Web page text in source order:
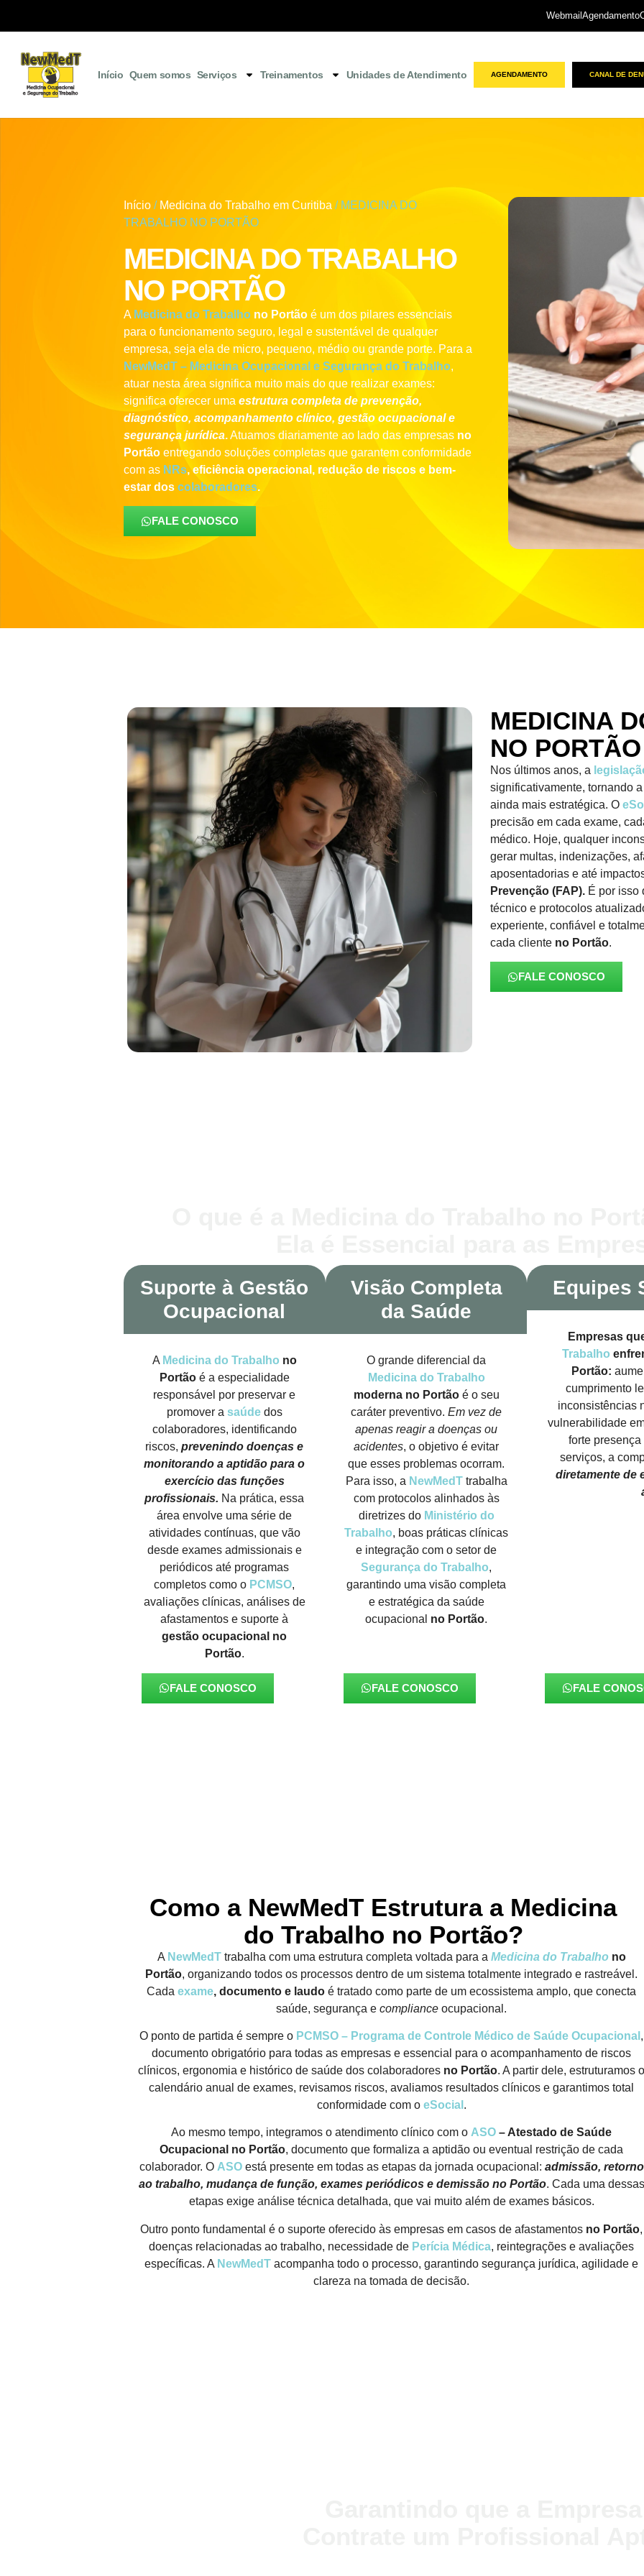
Webmail Agendamento
Início Quem somos Serviços Treinamentos Unidades de Atendimento AGENDAMENTO CANAL DE
Início / Medicina do Trabalho em Curitiba / MEDICINA DO
TRABALHO NO PORTÃO
MEDICINA DO TRABALHO
NO PORTÃO
A Medicina do Trabalho no Portão é um dos pilares essenciais
para o funcionamento seguro, legal e sustentável de qualquer
empresa, seja ela de micro, pequeno, médio ou grande porte. Para a
NewMedT – Medicina Ocupacional e Segurança do Trabalho,
atuar nesta área significa muito mais do que realizar exames:
significa oferecer uma estrutura completa de prevenção,
diagnóstico, acompanhamento clínico, gestão ocupacional e
segurança jurídica.Atuamos diariamente ao lado das empresas no
Portão entregando soluções completas que garantem conformidade
com as NRs, eficiência operacional, redução de riscos e bem-
estar dos colaboradores.
FALE CONOSCO
MEDICINA
NO PORTÃO
Nos últimos anos, a
significativamente, tornando
ainda mais estratégica. O
precisão em cada exame,
médico. Hoje, qualquer
gerar multas, indenizações,
aposentadorias e até
Prevenção (FAP). É por isso
técnico e protocolos
experiente, confiável e
cada cliente no Portão.
FALE CONOSCO
Suporte à Gestão
Ocupacional
A Medicina do Trabalho no
Portãoé a especialidade
responsável por preservar e
promover a saúde dos
colaboradores, identificando
riscos,prevenindo doenças e
monitorando a aptidão para o
exercício das funções
profissionais. Na prática, essa
área envolve uma série de
atividades contínuas, que vão
desde exames admissionais e
periódicos até programas
completos como o PCMSO,
avaliações clínicas, análises de
afastamentos e suporte à
gestão ocupacional no
Portão.
FALE CONOSCO
Visão Completa
da Saúde
O grande diferencial da
Medicina do Trabalho
moderna no Portãoé o seu
caráter preventivo.Em vez de
apenas reagir a doenças ou
acidentes, o objetivo é evitar
que esses problemas ocorram.
Para isso, a NewMedT trabalha
com protocolos alinhados às
diretrizes do Ministério do
Trabalho, boas práticas clínicas
e integração com o setor de
Segurança do Trabalho,
garantindo uma visão completa
e estratégica da saúde
ocupacional no Portão.
FALE CONOSCO
Equipes
Empresas
Trabalho
Portão:
cumprimento
inconsistências
vulnerabilidade
forte
serviços, a
diretamente de
FALE
Como a NewMedT Estrutura a Medicina
do Trabalho no Portão?
A NewMedT trabalha com uma estrutura completa voltada para a Medicina do Trabalhono
Portão, organizando todos os processos dentro de um sistema totalmente integrado e rastreável.
Cada exame, documento e laudo é tratado como parte de um ecossistema amplo, que conecta
saúde, segurança e compliance ocupacional.
O ponto de partida é sempre o PCMSO – Programa de Controle Médico de Saúde Ocupacional ,
documento obrigatório para todas as empresas e essencial para o acompanhamento de riscos
clínicos, ergonomia e histórico de saúde dos colaboradores no Portão. A partir dele, estruturamos o
calendário anual de exames, revisamos riscos, avaliamos resultados clínicos e garantimos total
conformidade com o eSocial .
Ao mesmo tempo, integramos o atendimento clínico com o ASO – Atestado de Saúde
Ocupacional no Portão, documento que formaliza a aptidão ou eventual restrição de cada
colaborador. O ASO está presente em todas as etapas da jornada ocupacional: admissão, retorno
ao trabalho, mudança de função, exames periódicos e demissão no Portão. Cada uma dessas
etapas exige análise técnica detalhada, que vai muito além de exames básicos.
Outro ponto fundamental é o suporte oferecido às empresas em casos de afastamentos no Portão,
doenças relacionadas ao trabalho, necessidade de Perícia Médica, reintegrações e avaliações
específicas. A NewMedT acompanha todo o processo, garantindo segurança jurídica, agilidade e
clareza na tomada de decisão.